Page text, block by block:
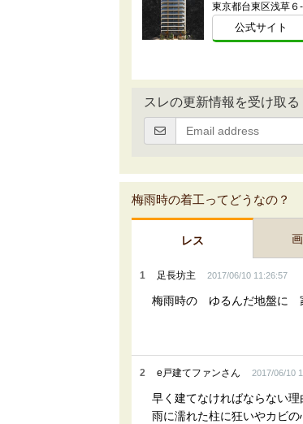
東京都台東区浅草６
公式サイト
スレの更新情報を受け取る
梅雨時の着工ってどうなの？
レス
1 足長坊主 2017/06/10 11:26:57
梅雨時の ゆるんだ地盤に
2 e戸建てファンさん 2017/06/10
早く建てなければならない
雨に濡れた柱に狂いやカビ